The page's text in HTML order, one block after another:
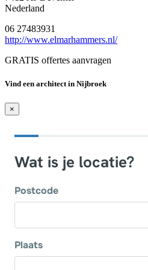
Nederland
06 27483931
http://www.elmarhammers.nl/
GRATIS offertes aanvragen
Vind een architect in Nijbroek
×